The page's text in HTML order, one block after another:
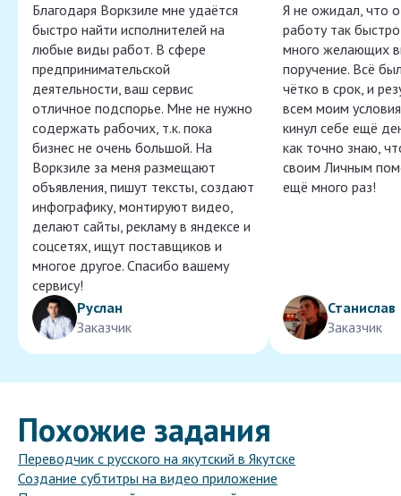
Благодаря Воркзиле мне удаётся
быстро найти исполнителей на
любые виды работ. В сфере
предпринимательской
деятельности, ваш сервис
отличное подспорье. Мне не нужно
содержать рабочих, т.к. пока
бизнес не очень большой. На
Воркзиле за меня размещают
объявления, пишут тексты, создают
инфографику, монтируют видео,
делают сайты, рекламу в яндексе и
соцсетях, ищут поставщиков и
многое другое. Спасибо вашему
сервису!
Руслан
Заказчик
Я не ожидал, что
работу так
много желающих
поручение. Всё
чётко в срок, и
всем моим
кинул себе ещё
как точно знаю,
своим Личным
ещё много раз!
Станислав
Заказчик
Похожие задания
Переводчик с русского на якутский в Якутске
Создание субтитры на видео приложение